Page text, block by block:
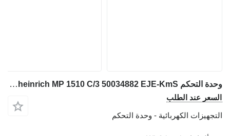
وحدة التحكم Jungheinrich MP 1510 C/3 50034882 EJE-KmS لـ مرفاع شوكي
السعر عند الطلب
التجهيزات الكهربائية - وحدة التحكم